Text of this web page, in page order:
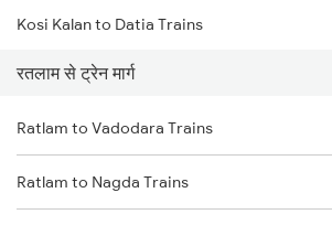
Kosi Kalan to Datia Trains
Kosi Kalan to Meerut Trains
Kosi Kalan to Bhopal Trains
Kosi Kalan to Bharatpur Trains
रतलाम से ट्रेन मार्ग
Ratlam to Vadodara Trains
Ratlam to Nagda Trains